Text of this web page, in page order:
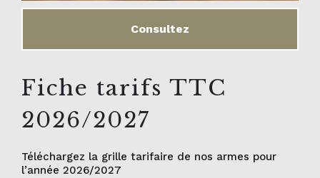
Consultez
Fiche tarifs TTC
2026/2027
Téléchargez la grille tarifaire de nos armes pour
l’année 2026/2027